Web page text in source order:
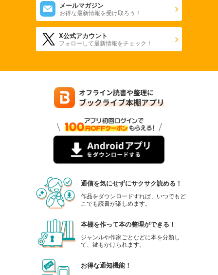
メールマガジン
お得な最新情報を受け取ろう！
X公式アカウント
フォローして最新情報をチェック！
通信を気にせずにサクサク読める！
作品をダウンロードすれば、いつでもど
こでも読書が楽しめます。
本棚を作って本の整理ができる！
ジャンルや作家ごとなどに本を分類し
て、鍵もかけられます。
お得な通知機能！